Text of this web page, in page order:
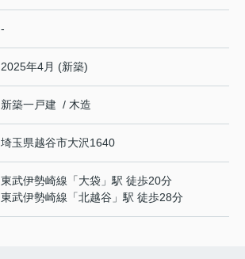
-
2025年4月 (新築)
新築一戸建 / 木造
埼玉県越谷市大沢1640
東武伊勢崎線 「大袋 」駅 徒歩20分
東武伊勢崎線 「北越谷 」駅 徒歩28分